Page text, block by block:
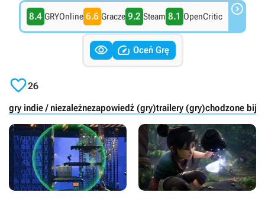
8.4 GRYOnline 6.6 Gracze 9.2 Steam 8.1 OpenCritic 
  Oceń Grę
26
gry indie / niezależnezapowiedź (gry)trailery (gry)chodzone